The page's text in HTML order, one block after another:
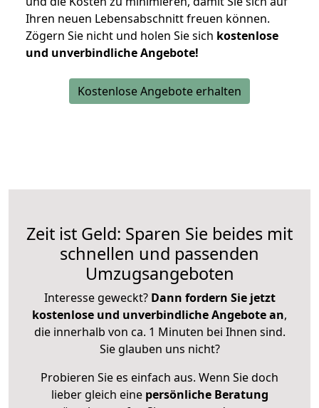
Ihren neuen Lebensabschnitt freuen können.
Zögern Sie nicht und holen Sie sich kostenlose
und unverbindliche Angebote!
Kostenlose Angebote erhalten
Zeit ist Geld: Sparen Sie beides mit
schnellen und passenden
Umzugsangeboten
Interesse geweckt? Dann fordern Sie jetzt
kostenlose und unverbindliche Angebote an,
die innerhalb von ca. 1 Minuten bei Ihnen sind.
Sie glauben uns nicht?
Probieren Sie es einfach aus. Wenn Sie doch
lieber gleich eine persönliche Beratung